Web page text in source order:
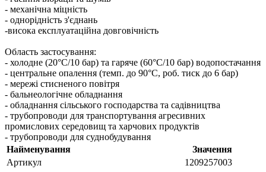
- механічна міцність
- однорідність з'єднань
-висока експлуатаційна довговічність
Область застосування:
- холодне (20°C/10 бар) та гаряче (60°C/10 бар) водопостачання
- центральне опалення (темп. до 90°C, роб. тиск до 6 бар)
- мережі стисненого повітря
- бальнеологічне обладнання
- обладнання сільського господарства та садівництва
- трубопроводи для транспортування агресивних
промислових середовищ та харчових продуктів
- трубопроводи для суднобудування
Найменування
Значення
Артикул
1209257003